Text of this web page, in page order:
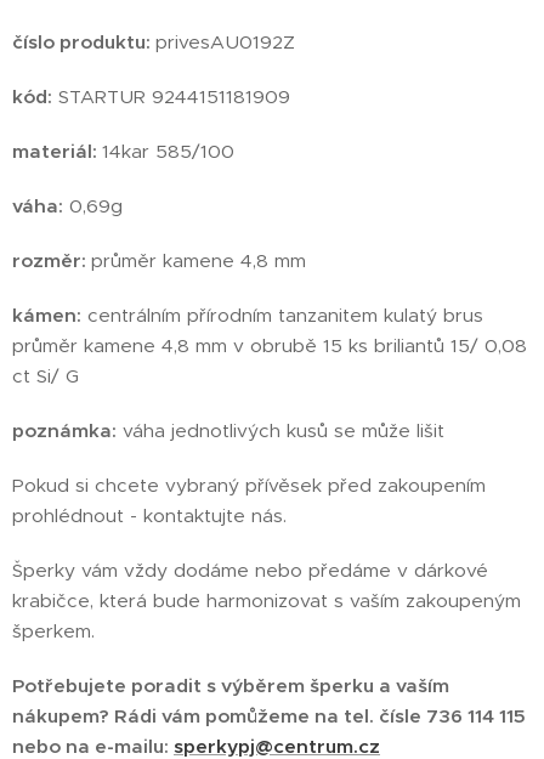
číslo produktu: privesAU0192Z
kód: STARTUR 9244151181909
materiál: 14kar 585/100
váha: 0,69g
rozměr: průměr kamene 4,8 mm
kámen: centrálním přírodním tanzanitem kulatý brus
průměr kamene 4,8 mm v obrubě 15 ks briliantů 15/ 0,08
ct Si/ G
poznámka: váha jednotlivých kusů se může lišit
Pokud si chcete vybraný přívěsek před zakoupením
prohlédnout - kontaktujte nás.
Šperky vám vždy dodáme nebo předáme v dárkové
krabičce, která bude harmonizovat s vaším zakoupeným
šperkem.
Potřebujete poradit s výběrem šperku a vaším
nákupem? Rádi vám pomůžeme na tel. čísle 736 114 115
nebo na e-mailu: sperkypj@centrum.cz